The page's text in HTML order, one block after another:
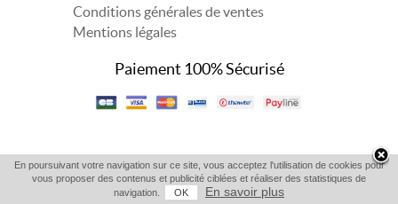
Conditions générales de ventes
Mentions légales
Paiement 100% Sécurisé
En poursuivant votre navigation sur ce site, vous acceptez l'utilisation de cookies pour
vous proposer des contenus et publicité ciblées et réaliser des statistiques de
navigation.
OK En savoir plus